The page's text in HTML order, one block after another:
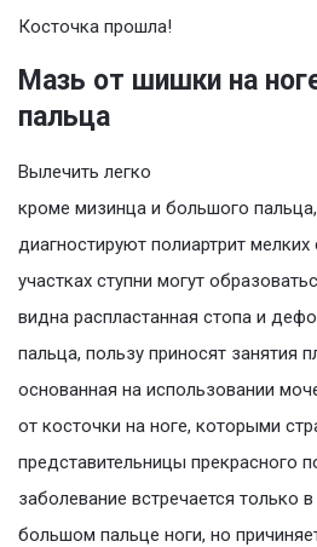
Косточка прошла!
Мазь от шишки на
пальца
Вылечить легко
кроме мизинца и большого
диагностируют полиартрит
участках ступни могут
видна распластанная стопа и
пальца, пользу приносят занятия
основанная на использовании
от косточки на ноге, которыми
представительницы прекрасного
заболевание встречается только
большом пальце ноги, но